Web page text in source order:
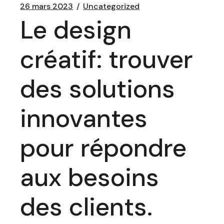
26 mars 2023 Uncategorized
Le design
créatif: trouver
des solutions
innovantes
pour répondre
aux besoins
des clients.